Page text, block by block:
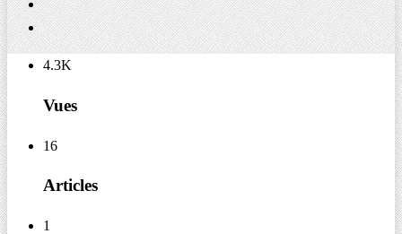
4.3K
Vues
16
Articles
1